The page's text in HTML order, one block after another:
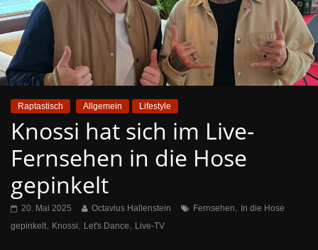
Raptastisch Allgemein Lifestyle
Knossi hat sich im Live-
Fernsehen in die Hose
gepinkelt
20. Mai 2025 Octavius Hallenstein Fernsehen,
In die Hose
gepinkelt, Knossi, Let's Dance, Live-TV